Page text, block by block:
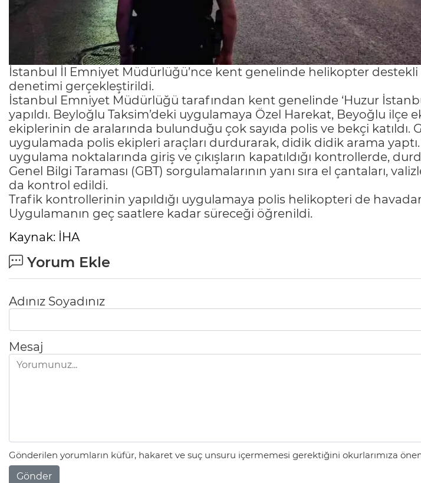
İstanbul İl Emniyet Müdürlüğü’nce kent genelinde helikopter destekli
denetimi gerçekleştirildi.
İstanbul Emniyet Müdürlüğü tarafından kent genelinde ‘Huzur
yapıldı. Beyloğlu Taksim’deki uygulamaya Özel Harekat, Beyoğlu ilçe
ekiplerinin de aralarında bulunduğu çok sayıda polis ve bekçi katıldı.
uygulamada polis ekipleri araçları durdurarak, didik didik arama
uygulama noktalarında giriş ve çıkışların kapatıldığı kontrollerde,
Genel Bilgi Taraması (GBT) sorgulamalarının yanı sıra el çantaları,
da kontrol edildi.
Trafik kontrollerinin yapıldığı uygulamaya polis helikopteri de
Uygulamanın geç saatlere kadar süreceği öğrenildi.
Kaynak: İHA
Yorum Ekle
Adınız Soyadınız
Mesaj
Gönderilen yorumların küfür, hakaret ve suç unsuru içermemesi gerektiğini okurlarımıza
Gönder